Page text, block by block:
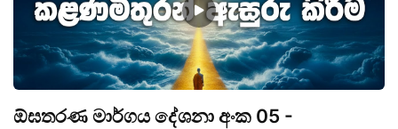
ඕඝතරණ මාර්ගය දේශනා අංක 05 -